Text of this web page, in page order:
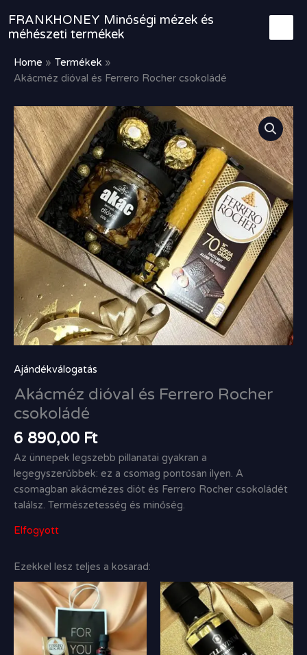
content
FRANKHONEY Minőségi mézek és
méhészeti termékek
Home
Termékek
Akácméz dióval és Ferrero Rocher csokoládé
Ajándékválogatás
Akácméz dióval és Ferrero Rocher
csokoládé
6 890,00 Ft
Az ünnepek legszebb pillanatai gyakran a
legegyszerűbbek: ez a csomag pontosan ilyen. A
csomagban akácmézes diót és Ferrero Rocher csokoládét
találsz. Természetesség és minőség.
Elfogyott
Ezekkel lesz teljes a kosarad: